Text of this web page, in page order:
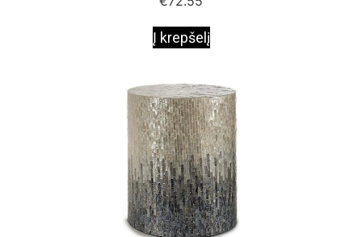
Į krepšelį